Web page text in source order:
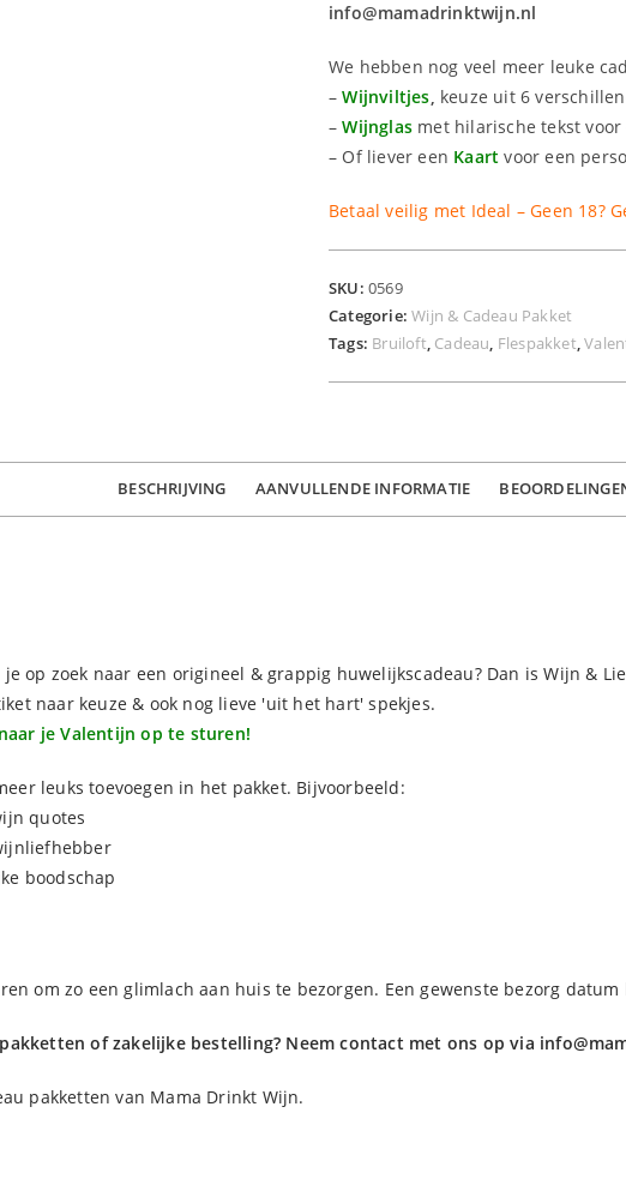
info@mamadrinktwijn.nl
We hebben nog veel meer leuke
–Wijnviltjes, keuze uit 6
–Wijnglas met hilarische tekst
– Of liever een Kaart voor een
Betaal veilig met Ideal – Geen 18?
SKU: 0569
Categorie:Wijn & Cadeau Pakket
Tags: Bruiloft, Cadeau, Flespakket,
BESCHRIJVING AANVULLENDE INFORMATIE
op zoek naar een origineel & grappig huwelijkscadeau? Dan is Wijn &
naar keuze & ook nog lieve 'uit het hart' spekjes.
je Valentijn op te sturen!
leuks toevoegen in het pakket. Bijvoorbeeld:
quotes
boodschap
om zo een glimlach aan huis te bezorgen. Een gewenste bezorg
of zakelijke bestelling? Neem contact met ons op via
pakketten van Mama Drinkt Wijn.